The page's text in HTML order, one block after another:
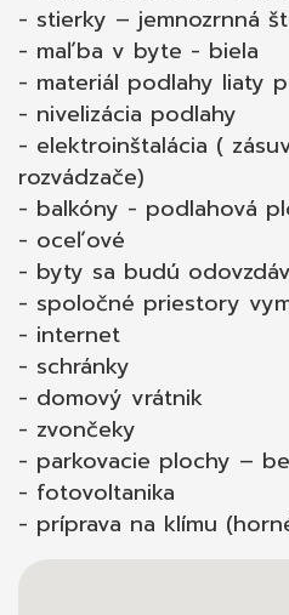
- stierky – jemnozrnná
- maľba v byte - biela
- materiál podlahy liaty
- nivelizácia podlahy
- elektroinštalácia (
rozvádzače)
- balkóny - podlahová
- oceľové
- byty sa budú
- spoločné priestory
- internet
- schránky
- domový vrátnik
- zvončeky
- parkovacie plochy –
- fotovoltanika
- príprava na klímu